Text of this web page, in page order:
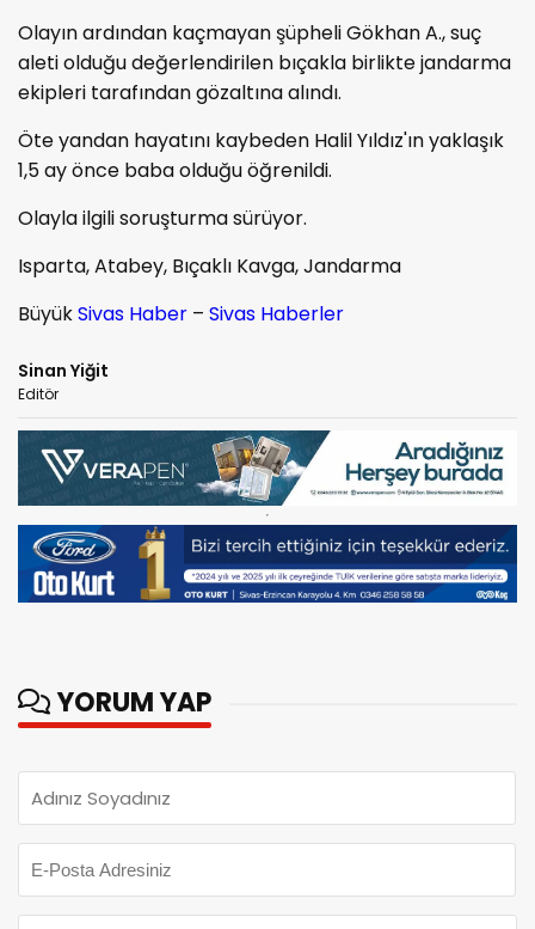
Olayın ardından kaçmayan şüpheli Gökhan A., suç
aleti olduğu değerlendirilen bıçakla birlikte jandarma
ekipleri tarafından gözaltına alındı.
Öte yandan hayatını kaybeden Halil Yıldız'ın yaklaşık
1,5 ay önce baba olduğu öğrenildi.
Olayla ilgili soruşturma sürüyor.
Isparta, Atabey, Bıçaklı Kavga, Jandarma
BüyükSivas Haber – Sivas Haberler
Sinan Yiğit
Editör
YORUM YAP